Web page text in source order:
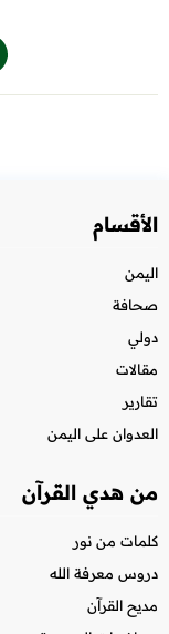
الأقسام
اليمن
صحافة
دولي
مقالات
تقارير
العدوان على اليمن
من هدي القرآن
كلمات من نور
دروس معرفة الله
مديح القرآن